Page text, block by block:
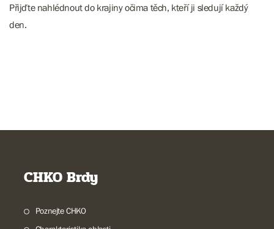
Přijďte nahlédnout do krajiny očima těch, kteří ji sledují každý
den.
CHKO Brdy
Poznejte CHKO